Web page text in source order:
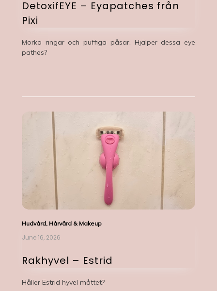
DetoxifEYE – Eyapatches från
Pixi
Mörka ringar och puffiga påsar. Hjälper dessa eye
pathes?
Hudvård, Hårvård & Makeup
June 16, 2026
Rakhyvel – Estrid
Håller Estrid hyvel måttet?